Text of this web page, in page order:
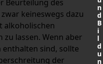
Beurteilung des
keineswegs dazu
alkoholischen
lassen. Wenn aber
enthalten sind, sollte
der
n
d
B
i
l
d
u
n